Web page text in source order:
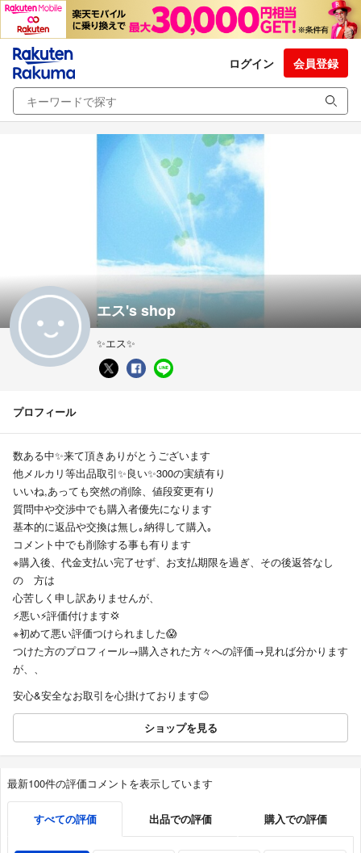
ログイン 会員登録
エス's shop
✨エス✨
プロフィール
数ある中✨来て頂きありがとうございます
他メルカリ等出品取引✨良い✨300の実績有り
いいね,あっても突然の削除、値段変更有り
質問中や交渉中でも購入者優先になります
基本的に返品や交換は無し｡納得して購入｡
コメント中でも削除する事も有ります
※購入後、代金支払い完了せず、お支払期限を過ぎ、その後返答なし
の゙方は
心苦しく申し訳ありませんが、
⚡悪い⚡評価付けます💢
※初めて悪い評価つけられました😱
つけた方のプロフィール→購入された方々への評価→見れば分かります
が、、
安心&安全なお取引を心掛けております😊
ショップを見る
最新100件の評価コメントを表示しています
すべての評価 出品での評価 購入での評価